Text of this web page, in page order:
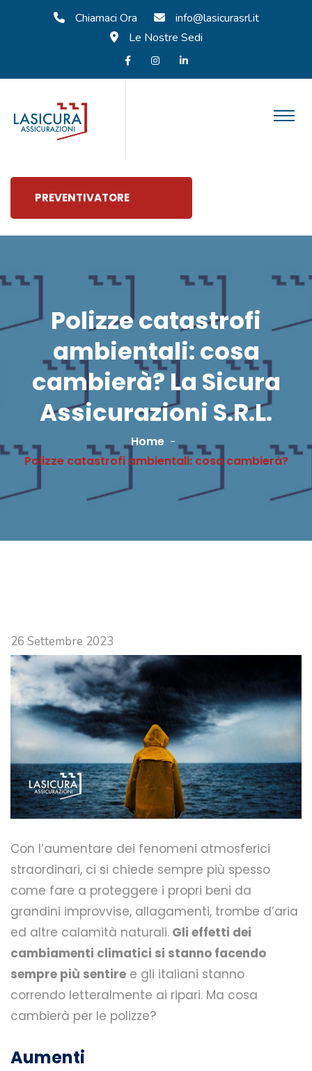
Chiamaci Ora
info@lasicurasrl.it
Le Nostre Sedi
PREVENTIVATORE
Polizze catastrofi
ambientali: cosa
cambierà? La Sicura
Assicurazioni S.R.L.
Home
Polizze catastrofi ambientali: cosa cambierà?
26 Settembre 2023
Con l’aumentare dei fenomeni atmosferici
straordinari, ci si chiede sempre più spesso
come fare a proteggere i propri beni da
grandini improvvise, allagamenti, trombe d’aria
ed altre calamità naturali. Gli effetti dei
cambiamenti climatici si stanno facendo
sempre più sentire e gli italiani stanno
correndo letteralmente ai ripari. Ma cosa
cambierà per le polizze?
Aumenti